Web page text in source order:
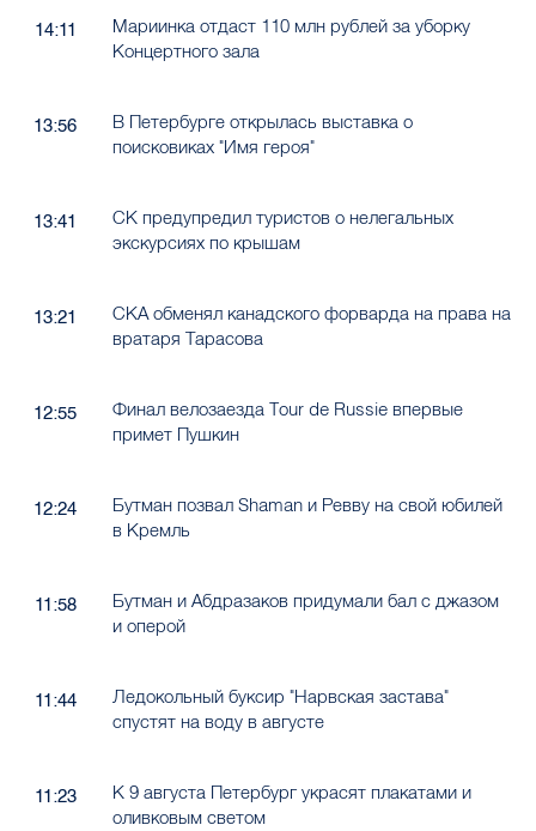
14:11
Мариинка отдаст 110 млн рублей за уборку
Концертного зала
13:56
В Петербурге открылась выставка о
поисковиках "Имя героя"
13:41
СК предупредил туристов о нелегальных
экскурсиях по крышам
13:21
СКА обменял канадского форварда на права на
вратаря Тарасова
12:55
Финал велозаезда Tour de Russie впервые
примет Пушкин
12:24
Бутман позвал Shaman и Ревву на свой юбилей
в Кремль
11:58
Бутман и Абдразаков придумали бал с джазом
и оперой
11:44
Ледокольный буксир "Нарвская застава"
спустят на воду в августе
11:23
К 9 августа Петербург украсят плакатами и
оливковым светом